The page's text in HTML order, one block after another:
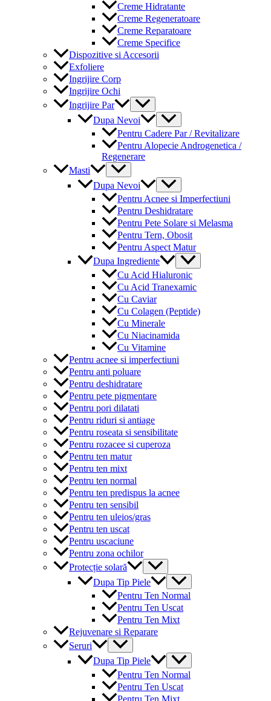
Creme Hidratante
Creme Regeneratoare
Creme Reparatoare
Creme Specifice
Dispozitive si Accesorii
Exfoliere
Ingrijire Corp
Ingrijire Ochi
Ingrijire Par
Menu
Toggle
Dupa Nevoi
Menu
Toggle
Pentru Cadere Par / Revitalizare
Pentru Alopecie Androgenetica /
Regenerare
Masti
Menu
Toggle
Dupa Nevoi
Menu
Toggle
Pentru Acnee si Imperfectiuni
Pentru Deshidratare
Pentru Pete Solare si Melasma
Pentru Tern, Obosit
Pentru Aspect Matur
Dupa Ingrediente
Menu
Toggle
Cu Acid Hialuronic
Cu Acid Tranexamic
Cu Caviar
Cu Colagen (Peptide)
Cu Minerale
Cu Niacinamida
Cu Vitamine
Pentru acnee si imperfectiuni
Pentru anti poluare
Pentru deshidratare
Pentru pete pigmentare
Pentru pori dilatati
Pentru riduri si antiage
Pentru roseata si sensibilitate
Pentru rozacee si cuperoza
Pentru ten matur
Pentru ten mixt
Pentru ten normal
Pentru ten predispus la acnee
Pentru ten sensibil
Pentru ten uleios/gras
Pentru ten uscat
Pentru uscaciune
Pentru zona ochilor
Protecție solară
Menu
Toggle
Dupa Tip Piele
Menu
Toggle
Pentru Ten Normal
Pentru Ten Uscat
Pentru Ten Mixt
Rejuvenare si Reparare
Seruri
Menu
Toggle
Dupa Tip Piele
Menu
Toggle
Pentru Ten Normal
Pentru Ten Uscat
Pentru Ten Mixt